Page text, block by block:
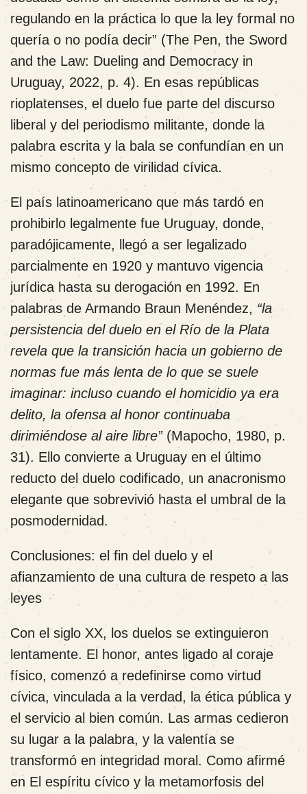
regulando en la práctica lo que la ley formal no
quería o no podía decir” (The Pen, the Sword
and the Law: Dueling and Democracy in
Uruguay, 2022, p. 4). En esas repúblicas
rioplatenses, el duelo fue parte del discurso
liberal y del periodismo militante, donde la
palabra escrita y la bala se confundían en un
mismo concepto de virilidad cívica.
El país latinoamericano que más tardó en
prohibirlo legalmente fue Uruguay, donde,
paradójicamente, llegó a ser legalizado
parcialmente en 1920 y mantuvo vigencia
jurídica hasta su derogación en 1992. En
palabras de Armando Braun Menéndez, “la
persistencia del duelo en el Río de la Plata
revela que la transición hacia un gobierno de
normas fue más lenta de lo que se suele
imaginar: incluso cuando el homicidio ya era
delito, la ofensa al honor continuaba
dirimiéndose al aire libre”(Mapocho, 1980, p.
31). Ello convierte a Uruguay en el último
reducto del duelo codificado, un anacronismo
elegante que sobrevivió hasta el umbral de la
posmodernidad.
Conclusiones: el fin del duelo y el
afianzamiento de una cultura de respeto a las
leyes
Con el siglo XX, los duelos se extinguieron
lentamente. El honor, antes ligado al coraje
físico, comenzó a redefinirse como virtud
cívica, vinculada a la verdad, la ética pública y
el servicio al bien común. Las armas cedieron
su lugar a la palabra, y la valentía se
transformó en integridad moral. Como afirmé
en El espíritu cívico y la metamorfosis del